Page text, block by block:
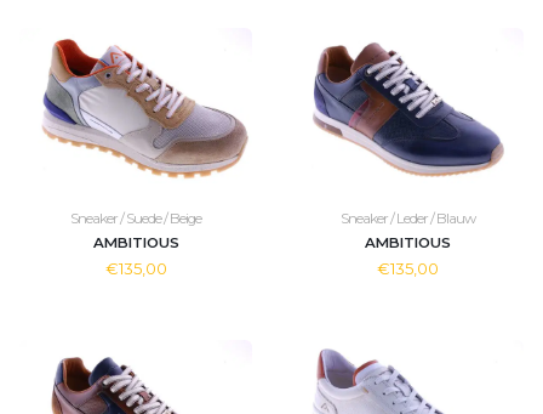
Sneaker / Suede / Beige
AMBITIOUS
€135,00
Sneaker / Leder / Blauw
AMBITIOUS
€135,00